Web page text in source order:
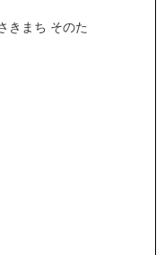
きまち そのた